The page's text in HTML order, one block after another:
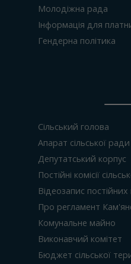
Молодіжна рада
Інформація для
Гендерна політика
Сільський голова
Апарат сільської ради
Депутатський корпус
Постійні комісії
Відеозапис постійних
Про регламент
Комунальне майно
Виконавчий комітет
Бюджет сільської